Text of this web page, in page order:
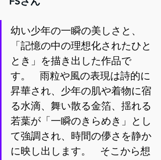
幼い少年の一瞬の美しさと、
「記憶の中の理想化されたひと
とき」を描き出した作品で
す。   雨粒や風の表現は詩的に
昇華され、少年の肌や着物に宿
る水滴、舞い散る金箔、揺れる
若葉が「一瞬のきらめき」とし
て強調され、時間の儚さを静か
に映し出します。   そこから想